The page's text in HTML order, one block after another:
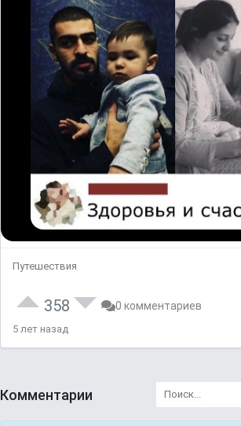
Путешествия
358 0 комментариев
5 лет назад
Комментарии